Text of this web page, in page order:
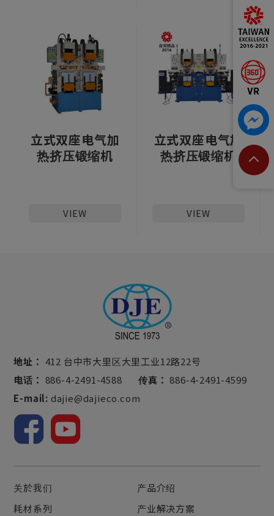
立式双座电气加
热挤压锻缩机
VIEW
立式双座电气加
热挤压锻缩机
VIEW
地址： 412 台中市大里区大里工业12路22号
电话： 886-4-2491-4588 传真： 886-4-2491-4599
E-mail: dajie@dajieco.com
关於我们
产品介绍
耗材系列
产业解决方案